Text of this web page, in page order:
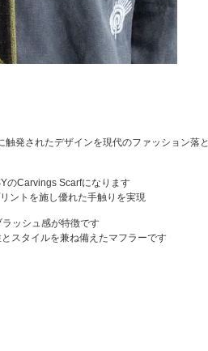
発されたデザインを現代のファッション落と
のCarvings Scarfになります
ントを施し優れた手触りを実現
ッシュ感が特徴です
スタイルを兼ね備えたマフラーです